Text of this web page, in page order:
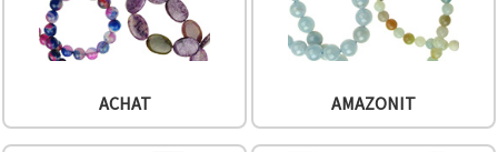
Nutzungserlebnis
verbessern
den
ACHAT AMAZONIT